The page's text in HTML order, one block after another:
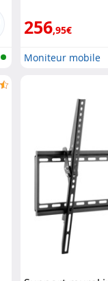
256,95€
Moniteur mobile